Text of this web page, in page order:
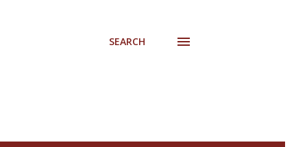
SEARCH